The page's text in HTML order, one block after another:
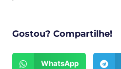
Gostou? Compartilhe!
WhatsApp